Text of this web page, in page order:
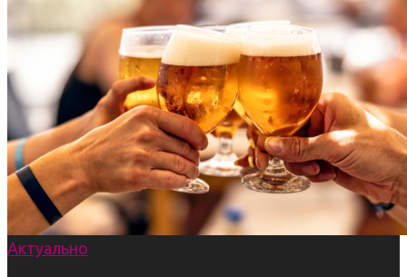
Актуально